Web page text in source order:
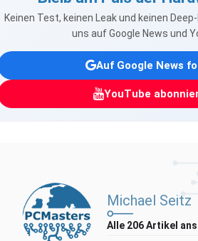
Keinen Test, keinen Leak und keinen
uns auf Google News und
Auf Google News
YouTube
Michael Seitz
Alle 206 Artikel